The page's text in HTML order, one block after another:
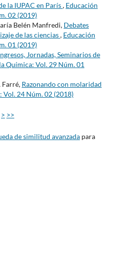
la IUPAC en París, Educación
02 (2019)
Belén Manfredi, Debates
de las ciencias, Educación
01 (2019)
Jornadas, Seminarios de
Química: Vol. 29 Núm. 01
Farré, Razonando con molaridad
Vol. 24 Núm. 02 (2018)
> >>
de similitud avanzadapara